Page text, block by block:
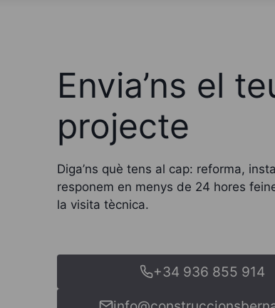
Envia’ns el
projecte
Diga’ns què tens al cap: reforma,
responem en menys de 24 hores
la visita tècnica.
+34 936 855 914